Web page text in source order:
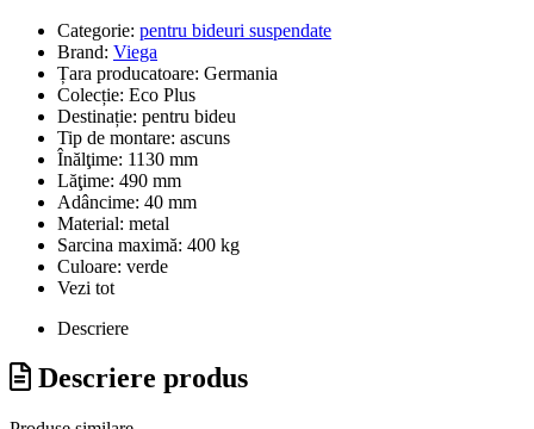
Categorie: pentru bideuri suspendate
Brand: Viega
Țara producatoare: Germania
Colecție: Eco Plus
Destinație: pentru bideu
Tip de montare: ascuns
Înălţime: 1130 mm
Lăţime: 490 mm
Adâncime: 40 mm
Material: metal
Sarcina maximă: 400 kg
Culoare: verde
Vezi tot
Descriere
Descriere produs